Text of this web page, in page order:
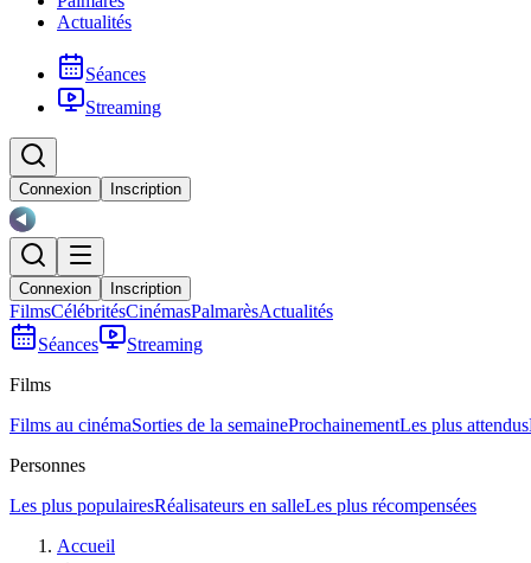
Actualités
Séances
Streaming
Connexion Inscription
Connexion Inscription
FilmsCélébritésCinémasPalmarèsActualités
Séances
Streaming
Films
Films au cinémaSorties de la semaineProchainementLes plus attendus
Personnes
Les plus populairesRéalisateurs en salleLes plus récompensées
Accueil